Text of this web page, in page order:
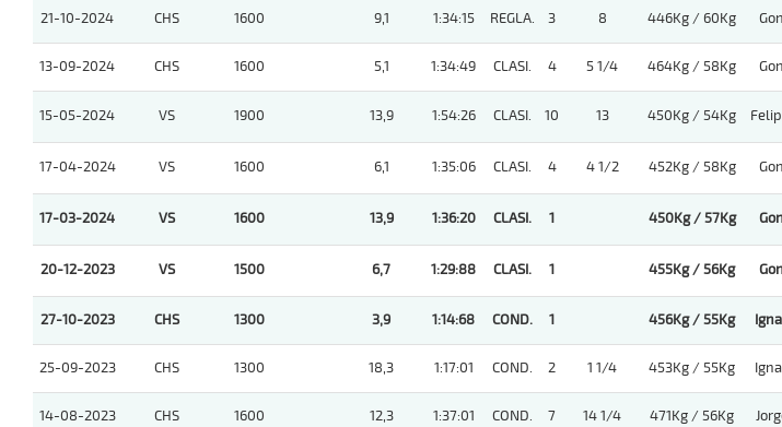
21-10-2024 CHS 1600 9,1 1:34:15 REGLA. 3 8 446Kg / 60Kg
13-09-2024 CHS 1600 5,1 1:34:49 CLASI. 4 5 1/4 464Kg / 58Kg
15-05-2024 VS 1900 13,9 1:54:26 CLASI. 10 13 450Kg / 54Kg
17-04-2024 VS 1600 6,1 1:35:06 CLASI. 4 4 1/2 452Kg / 58Kg
17-03-2024 VS 1600 13,9 1:36:20 CLASI. 1 450Kg / 57Kg
20-12-2023 VS 1500 6,7 1:29:88 CLASI. 1 455Kg / 56Kg
27-10-2023 CHS 1300 3,9 1:14:68 COND. 1 456Kg / 55Kg
25-09-2023 CHS 1300 18,3 1:17:01 COND. 2 1 1/4 453Kg / 55Kg
14-08-2023 CHS 1600 12,3 1:37:01 COND. 7 14 1/4 471Kg / 56Kg